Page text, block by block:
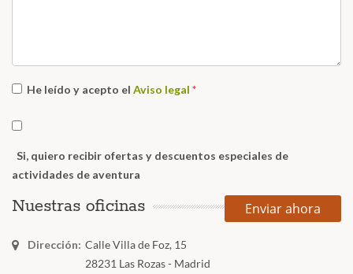
He leído y acepto el Aviso legal *
Si, quiero recibir ofertas y descuentos especiales de
actividades de aventura
Enviar ahora
Nuestras oficinas
Dirección: Calle Villa de Foz, 15
28231 Las Rozas - Madrid